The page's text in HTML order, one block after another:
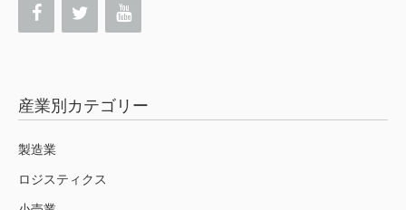
産業別カテゴリー
製造業
ロジスティクス